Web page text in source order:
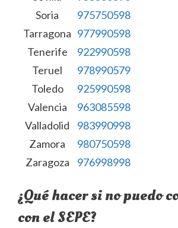
Soria
975750598
Tarragona 977990598
Tenerife
922990598
Teruel
978990579
Toledo
925990598
Valencia
963085598
Valladolid
983990998
Zamora
980750598
Zaragoza
976998998
¿Qué hacer si no puedo
con el SEPE?